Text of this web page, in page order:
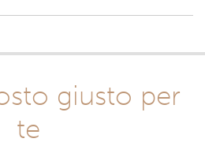
giusto per
te